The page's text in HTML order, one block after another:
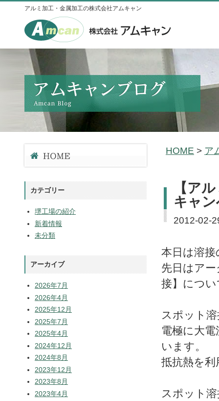
アルミ加工・金属加工の株式会社アムキャン
HOME > ア
【ア
キャ
2012-02-
本日は溶
先日はア
接】につ
スポット
電極に大
います。
抵抗熱を
スポット
カテゴリー
堺工場の紹介
新着情報
未分類
アーカイブ
2026年7月
2026年4月
2025年12月
2025年7月
2025年4月
2024年12月
2024年8月
2023年12月
2023年8月
2023年4月